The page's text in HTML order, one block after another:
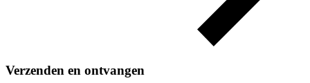
Verzenden en ontvangen